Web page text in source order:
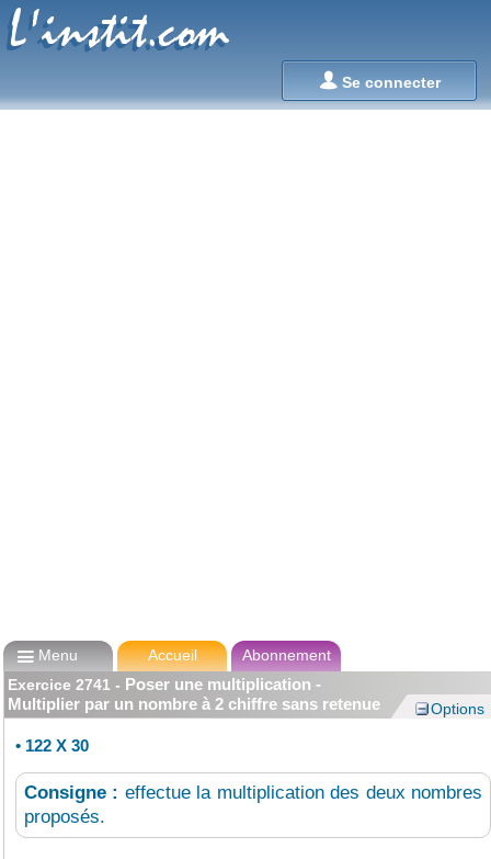
Se connecter
L'instit.com
L'instit.com
Menu Accueil
Abonnement
Exercice 2741 - Poser une multiplication -
Multiplier par un nombre à 2 chiffre sans retenue
Options
• 122 X 30
Consigne : effectue la multiplication des deux nombres
proposés.